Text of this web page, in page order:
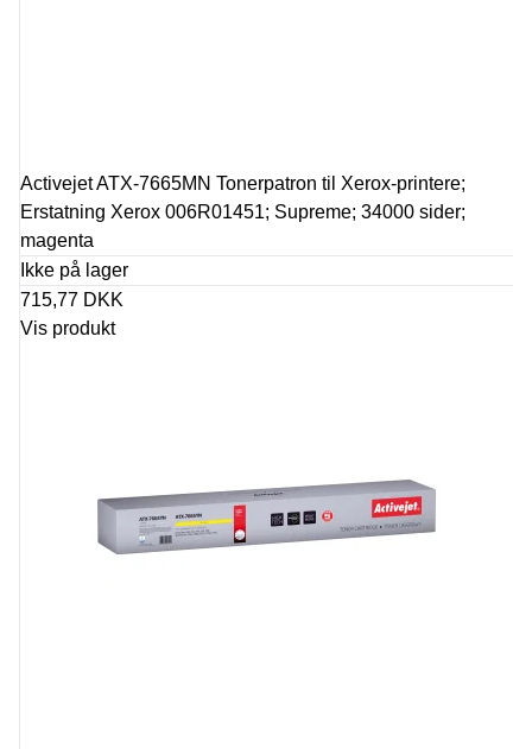
Activejet ATX-7665MN Tonerpatron til Xerox-printere;
Erstatning Xerox 006R01451; Supreme; 34000 sider;
magenta
Ikke på lager
715,77 DKK
Vis produkt